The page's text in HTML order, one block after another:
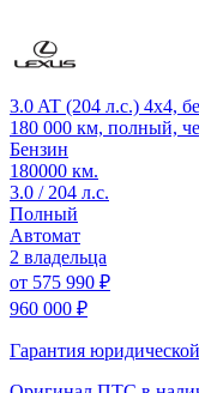
3.0 AT (204 л.с.) 4x4,
180 000 км, полный,
Бензин
180000 км.
3.0 / 204 л.с.
Полный
Автомат
2 владельца
от 575 990 ₽
960 000 ₽
Гарантия